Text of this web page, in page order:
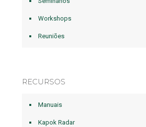
Workshops
Reuniões
RECURSOS
Manuais
Kapok Radar